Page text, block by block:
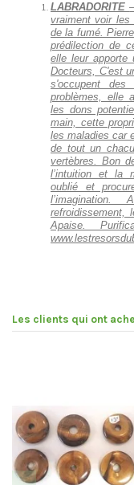
LABRADORITE
vraiment voir les
de la fumé.
prédilection de
elle leur apporte
Docteurs, C'est
s'occupent
problèmes, elle
les dons
main, cette
les maladies car
de tout un
vertèbres. Bon
l’intuition et la
oublié et
refroidissement,
Apaise.
Les clients qui ont